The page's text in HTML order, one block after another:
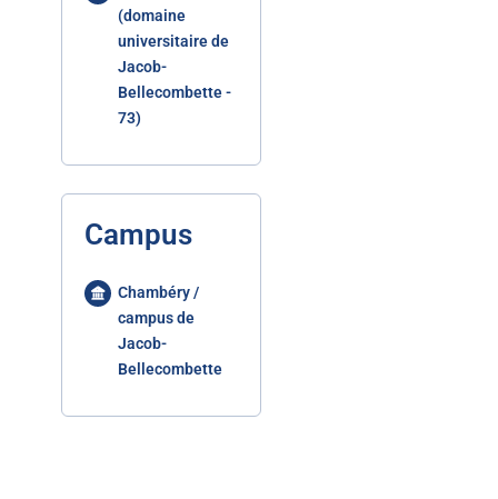
(domaine
universitaire de
Jacob-
Bellecombette -
73)
Campus
Chambéry /
campus de
Jacob-
Bellecombette